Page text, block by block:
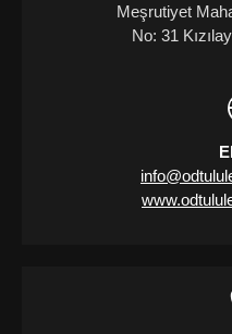
Meşrutiyet
No: 31